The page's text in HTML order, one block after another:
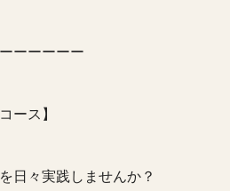
ーーーーー
ース】
日々実践しませんか？